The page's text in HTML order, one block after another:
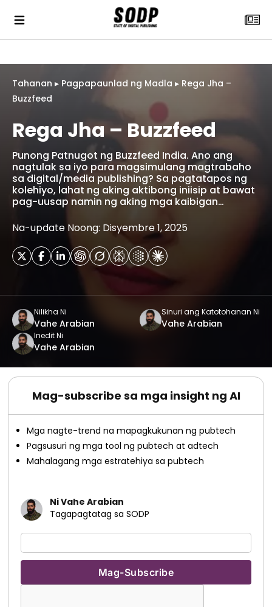
Tahanan ▸ Pagpapaunlad ng Madla ▸ Rega Jha –
Buzzfeed
Rega Jha – Buzzfeed
Punong Patnugot ng Buzzfeed India. Ano ang
nagtulak sa iyo para magsimulang magtrabaho
sa digital/media publishing? Sa pagtatapos ng
kolehiyo, lahat ng aking aktibong iniisip at bawat
pag-uusap namin ng aking mga kaibigan…
Na-update Noong: Disyembre 1, 2025
Nilikha Ni
Vahe Arabian
Sinuri ang Katotohanan Ni
Vahe Arabian
Inedit Ni
Vahe Arabian
Mag-subscribe sa mga insight ng AI
Mga nagte-trend na mapagkukunan ng pubtech
Pagsusuri ng mga tool ng pubtech at adtech
Mahalagang mga estratehiya sa pubtech
Ni Vahe Arabian
Tagapagtatag sa SODP